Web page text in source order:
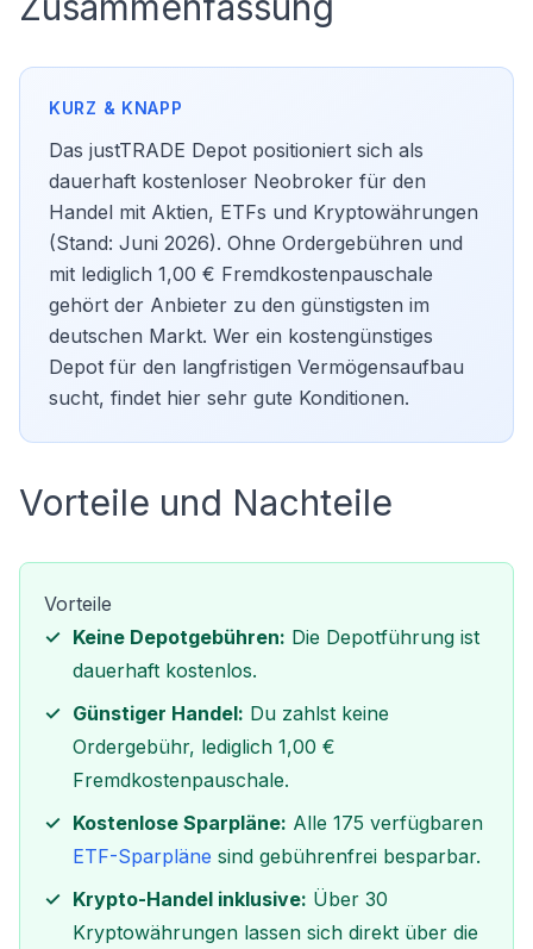
Das justTRADE Depot positioniert sich als
dauerhaft kostenloser Neobroker für den
Handel mit Aktien, ETFs und Kryptowährungen
(Stand: Juni 2026). Ohne Ordergebühren und
mit lediglich 1,00 € Fremdkostenpauschale
gehört der Anbieter zu den günstigsten im
deutschen Markt. Wer ein kostengünstiges
Depot für den langfristigen Vermögensaufbau
sucht, findet hier sehr gute Konditionen.
Vorteile und Nachteile
Vorteile
Keine Depotgebühren: Die Depotführung ist
dauerhaft kostenlos.
Günstiger Handel: Du zahlst keine
Ordergebühr, lediglich 1,00 €
Fremdkostenpauschale.
Kostenlose Sparpläne: Alle 175 verfügbaren
ETF-Sparpläne sind gebührenfrei besparbar.
Krypto-Handel inklusive: Über 30
Kryptowährungen lassen sich direkt über die